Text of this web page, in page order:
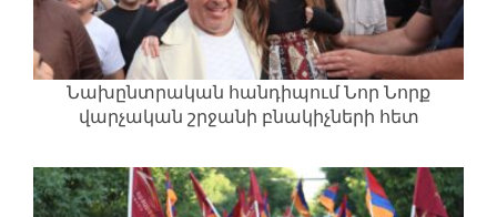
Նախընտրական հանդիպում Նոր Նորք
վարչական շրջանի բնակիչների հետ